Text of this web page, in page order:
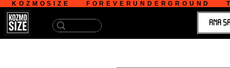
KOZMOSIZE    FOREVERUNDERGROUND
ANA